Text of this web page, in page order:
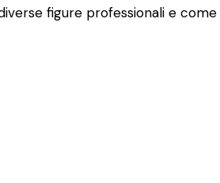
figure professionali e